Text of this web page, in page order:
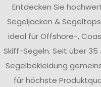
Entdecken Sie
Segeljacken &
ideal für Offshore-,
Skiff-Segeln. Seit über
Segelbekleidung
für höchste